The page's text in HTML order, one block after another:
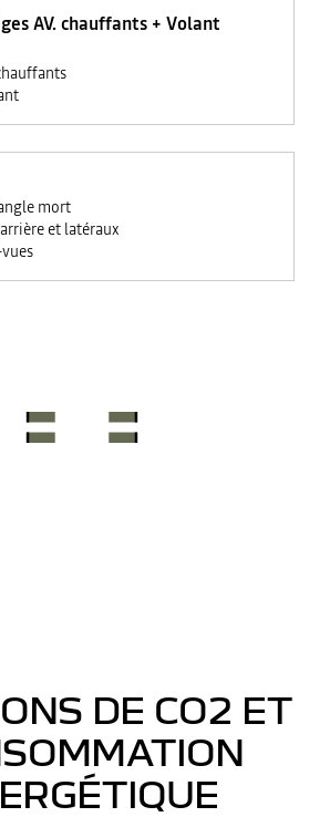
AV. chauffants + Volant
mort
et latéraux
DE CO2 ET